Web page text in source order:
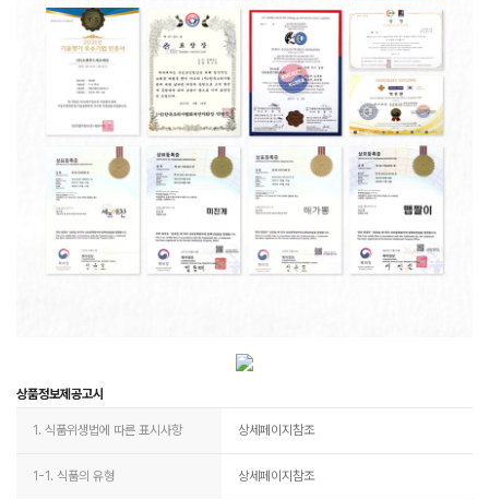
상품정보제공고시
1. 식품위생법에 따른 표시사항 상세페이지참조
1-1. 식품의 유형 상세페이지참조